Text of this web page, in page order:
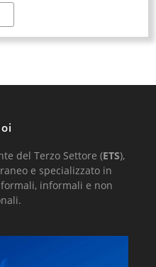
del Terzo Settore (ETS),
e specializzato in
informali e non